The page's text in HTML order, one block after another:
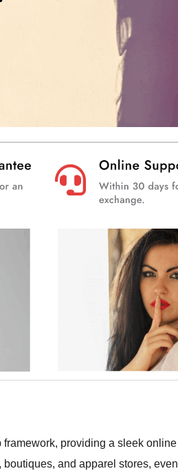
providing a sleek online
and apparel stores, even